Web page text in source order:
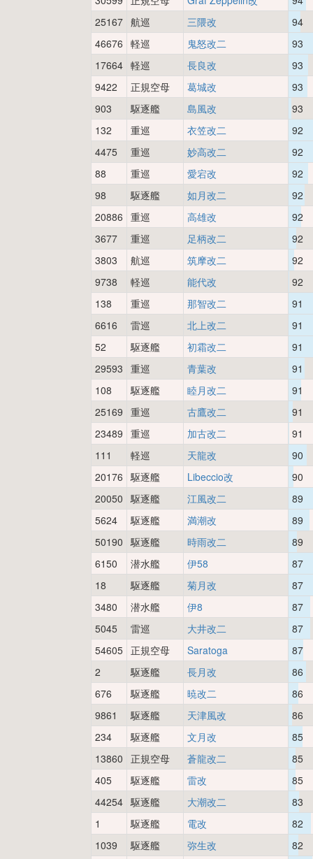
25167 航巡 三隈改
94
46676 軽巡 鬼怒改二
93
17664 軽巡 長良改
93
9422
正規空母 葛城改
93
903
駆逐艦 島風改
93
132
重巡 衣笠改二
92
4475
重巡 妙高改二
92
88
重巡 愛宕改
92
98
駆逐艦 如月改二
92
20886 重巡 高雄改
92
3677
重巡 足柄改二
92
3803
航巡 筑摩改二
92
9738
軽巡 能代改
92
138
重巡 那智改二
91
6616
雷巡 北上改二
91
52
駆逐艦 初霜改二
91
29593 重巡 青葉改
91
108
駆逐艦 睦月改二
91
25169 重巡 古鷹改二
91
23489 重巡 加古改二
91
111
軽巡 天龍改
90
20176 駆逐艦 Libeccio改
90
20050 駆逐艦 江風改二
89
5624
駆逐艦 満潮改
89
50190 駆逐艦 時雨改二
89
6150
潜水艦 伊58
87
18
駆逐艦 菊月改
87
3480
潜水艦 伊8
87
5045
雷巡 大井改二
87
54605 正規空母 Saratoga
87
2
駆逐艦 長月改
86
676
駆逐艦 暁改二
86
9861
駆逐艦 天津風改
86
234
駆逐艦 文月改
85
13860
正規空母 蒼龍改二
85
405
駆逐艦 雷改
85
44254 駆逐艦 大潮改二
83
1
駆逐艦 電改
82
1039
駆逐艦 弥生改
82